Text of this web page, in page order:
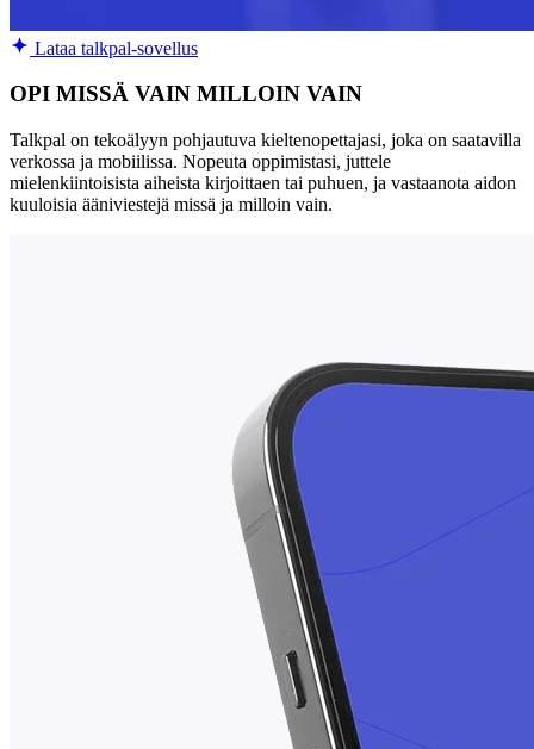
Lataa talkpal-sovellus
OPI MISSÄ VAIN MILLOIN VAIN
Talkpal on tekoälyyn pohjautuva kieltenopettajasi, joka on saatavilla
verkossa ja mobiilissa. Nopeuta oppimistasi, juttele
mielenkiintoisista aiheista kirjoittaen tai puhuen, ja vastaanota aidon
kuuloisia ääniviestejä missä ja milloin vain.